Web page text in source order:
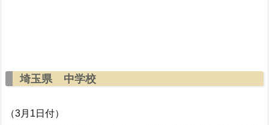
埼玉県 中学校
（3月1日付）